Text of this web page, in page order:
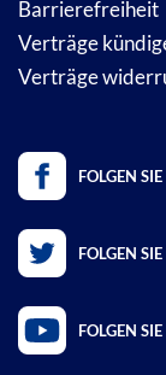
Barrierefreiheit
Verträge
Verträge
FOLGEN
FOLGEN
FOLGEN